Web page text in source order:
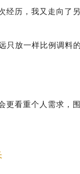
经历，我又走向了
只放一样比例调料
更看重个人需求，